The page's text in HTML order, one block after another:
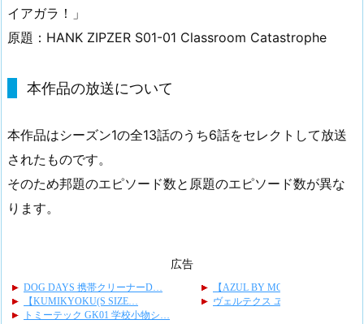
イアガラ！」
原題：HANK ZIPZER S01-01 Classroom Catastrophe
本作品の放送について
本作品はシーズン1の全13話のうち6話をセレクトして放送
されたものです。
そのため邦題のエピソード数と原題のエピソード数が異な
ります。
広告